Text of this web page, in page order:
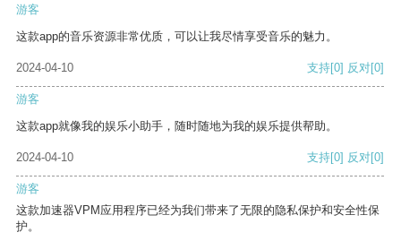
游客
这款app的音乐资源非常优质，可以让我尽情享受音乐的魅力。
2024-04-10 支持[0] 反对[0]
游客
这款app就像我的娱乐小助手，随时随地为我的娱乐提供帮助。
2024-04-10 支持[0] 反对[0]
游客
这款加速器VPM应用程序已经为我们带来了无限的隐私保护和安全性保
护。